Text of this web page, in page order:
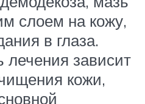
слоем на кожу,
в глаза.
лечения зависит
кожи,